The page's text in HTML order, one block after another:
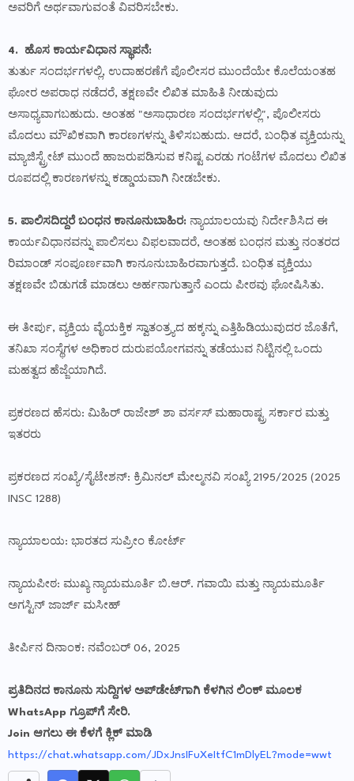
ಅವರಿಗೆ ಅರ್ಥವಾಗುವಂತೆ ವಿವರಿಸಬೇಕು.
4. ಹೊಸ ಕಾರ್ಯವಿಧಾನ ಸ್ಥಾಪನೆ:
ತುರ್ತು ಸಂದರ್ಭಗಳಲ್ಲಿ, ಉದಾಹರಣೆಗೆ ಪೊಲೀಸರ ಮುಂದೆಯೇ ಕೊಲೆಯಂತಹ
ಘೋರ ಅಪರಾಧ ನಡೆದರೆ, ತಕ್ಷಣವೇ ಲಿಖಿತ ಮಾಹಿತಿ ನೀಡುವುದು
ಅಸಾಧ್ಯವಾಗಬಹುದು. ಅಂತಹ "ಅಸಾಧಾರಣ ಸಂದರ್ಭಗಳಲ್ಲಿ", ಪೊಲೀಸರು
ಮೊದಲು ಮೌಖಿಕವಾಗಿ ಕಾರಣಗಳನ್ನು ತಿಳಿಸಬಹುದು. ಆದರೆ, ಬಂಧಿತ ವ್ಯಕ್ತಿಯನ್ನು
ಮ್ಯಾಜಿಸ್ಟ್ರೇಟ್ ಮುಂದೆ ಹಾಜರುಪಡಿಸುವ ಕನಿಷ್ಟ ಎರಡು ಗಂಟೆಗಳ ಮೊದಲು ಲಿಖಿತ
ರೂಪದಲ್ಲಿ ಕಾರಣಗಳನ್ನು ಕಡ್ಡಾಯವಾಗಿ ನೀಡಬೇಕು.
5. ಪಾಲಿಸದಿದ್ದರೆ ಬಂಧನ ಕಾನೂನುಬಾಹಿರ: ನ್ಯಾಯಾಲಯವು ನಿರ್ದೇಶಿಸಿದ ಈ
ಕಾರ್ಯವಿಧಾನವನ್ನು ಪಾಲಿಸಲು ವಿಫಲವಾದರೆ, ಅಂತಹ ಬಂಧನ ಮತ್ತು ನಂತರದ
ರಿಮಾಂಡ್ ಸಂಪೂರ್ಣವಾಗಿ ಕಾನೂನುಬಾಹಿರವಾಗುತ್ತದೆ. ಬಂಧಿತ ವ್ಯಕ್ತಿಯು
ತಕ್ಷಣವೇ ಬಿಡುಗಡೆ ಮಾಡಲು ಅರ್ಹನಾಗುತ್ತಾನೆ ಎಂದು ಪೀಠವು ಘೋಷಿಸಿತು.
ಈ ತೀರ್ಪು, ವ್ಯಕ್ತಿಯ ವೈಯಕ್ತಿಕ ಸ್ವಾತಂತ್ರ್ಯದ ಹಕ್ಕನ್ನು ಎತ್ತಿಹಿಡಿಯುವುದರ ಜೊತೆಗೆ,
ತನಿಖಾ ಸಂಸ್ಥೆಗಳ ಅಧಿಕಾರ ದುರುಪಯೋಗವನ್ನು ತಡೆಯುವ ನಿಟ್ಟಿನಲ್ಲಿ ಒಂದು
ಮಹತ್ವದ ಹೆಜ್ಜೆಯಾಗಿದೆ.
ಪ್ರಕರಣದ ಹೆಸರು: ಮಿಹಿರ್ ರಾಜೇಶ್ ಶಾ ವರ್ಸಸ್ ಮಹಾರಾಷ್ಟ್ರ ಸರ್ಕಾರ ಮತ್ತು
ಇತರರು
ಪ್ರಕರಣದ ಸಂಖ್ಯೆ/ಸೈಟೇಶನ್‌: ಕ್ರಿಮಿನಲ್ ಮೇಲ್ಮನವಿ ಸಂಖ್ಯೆ 2195/2025 (2025
INSC 1288)
ನ್ಯಾಯಾಲಯ: ಭಾರತದ ಸುಪ್ರೀಂ ಕೋರ್ಟ್
ನ್ಯಾಯಪೀಠ: ಮುಖ್ಯ ನ್ಯಾಯಮೂರ್ತಿ ಬಿ.ಆರ್. ಗವಾಯಿ ಮತ್ತು ನ್ಯಾಯಮೂರ್ತಿ
ಅಗಸ್ಟಿನ್ ಜಾರ್ಜ್ ಮಸೀಹ್
ತೀರ್ಪಿನ ದಿನಾಂಕ: ನವೆಂಬರ್ 06, 2025
ಪ್ರತಿದಿನದ ಕಾನೂನು ಸುದ್ದಿಗಳ ಅಪ್‌ಡೇಟ್‌ಗಾಗಿ ಕೆಳಗಿನ ಲಿಂಕ್ ಮೂಲಕ
WhatsApp ಗ್ರೂಪ್‌ಗೆ ಸೇರಿ.
Join ಆಗಲು ಈ ಕೆಳಗೆ ಕ್ಲಿಕ್ ಮಾಡಿ
https://chat.whatsapp.com/JDxJnsIFuXeItfC1mDlyEL?mode=wwt